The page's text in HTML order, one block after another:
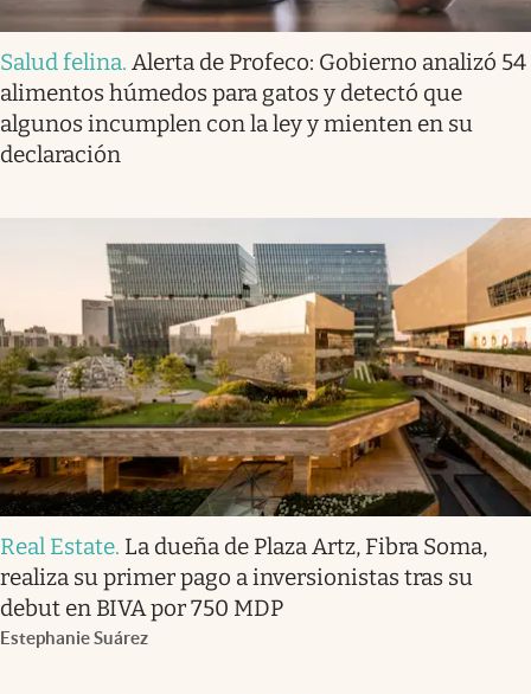
Salud felina. Alerta de Profeco: Gobierno analizó 54
alimentos húmedos para gatos y detectó que
algunos incumplen con la ley y mienten en su
declaración
Real Estate. La dueña de Plaza Artz, Fibra Soma,
realiza su primer pago a inversionistas tras su
debut en BIVA por 750 MDP
Estephanie Suárez